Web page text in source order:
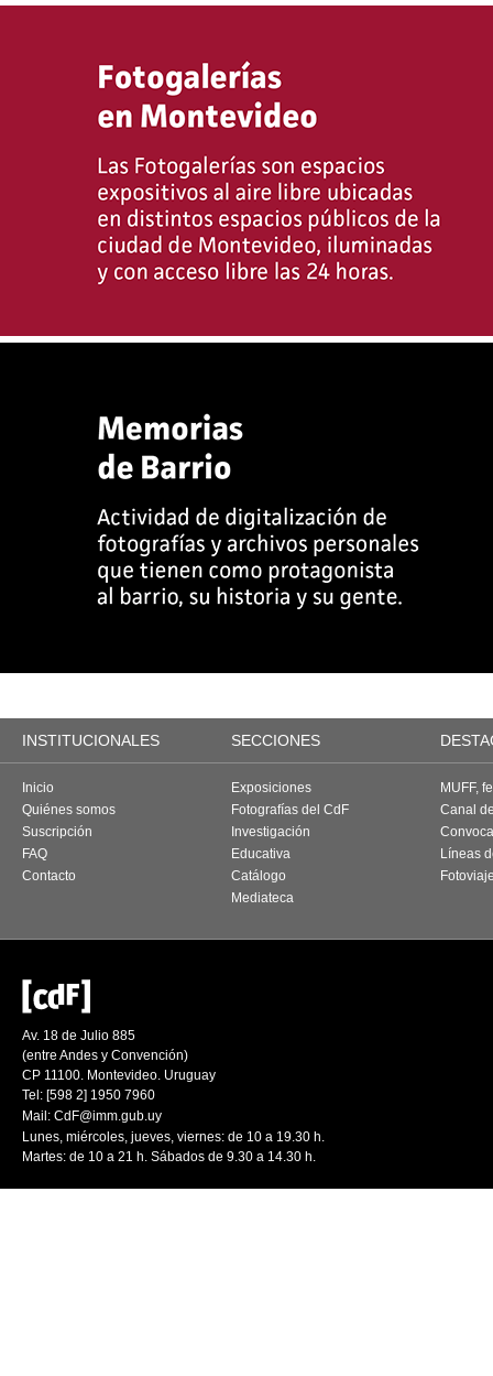
INSTITUCIONALES SECCIONES
Inicio
Quiénes somos
Suscripción
FAQ
Contacto
Exposiciones
Fotografías del CdF
Investigación
Educativa
Catálogo
Mediateca
MUFF,
Canal
Líneas
Av. 18 de Julio 885
(entre Andes y Convención)
CP 11100. Montevideo. Uruguay
Tel: [598 2] 1950 7960
Mail: CdF@imm.gub.uy
Lunes, miércoles, jueves, viernes: de 10 a 19.30 h.
Martes: de 10 a 21 h. Sábados de 9.30 a 14.30 h.